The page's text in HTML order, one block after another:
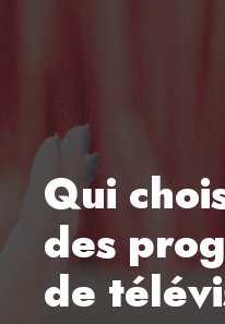
Qui
des
de